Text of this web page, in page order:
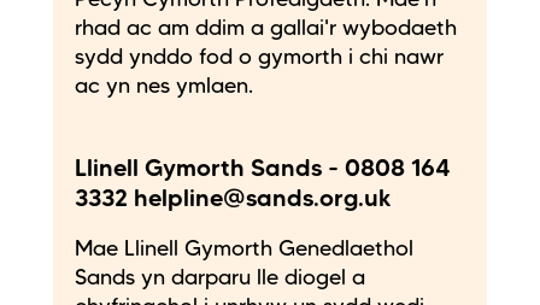
rhad ac am ddim a gallai'r wybodaeth
sydd ynddo fod o gymorth i chi nawr
ac yn nes ymlaen.
Llinell Gymorth Sands - 0808 164
3332 helpline@sands.org.uk
Mae Llinell Gymorth Genedlaethol
Sands yn darparu lle diogel a